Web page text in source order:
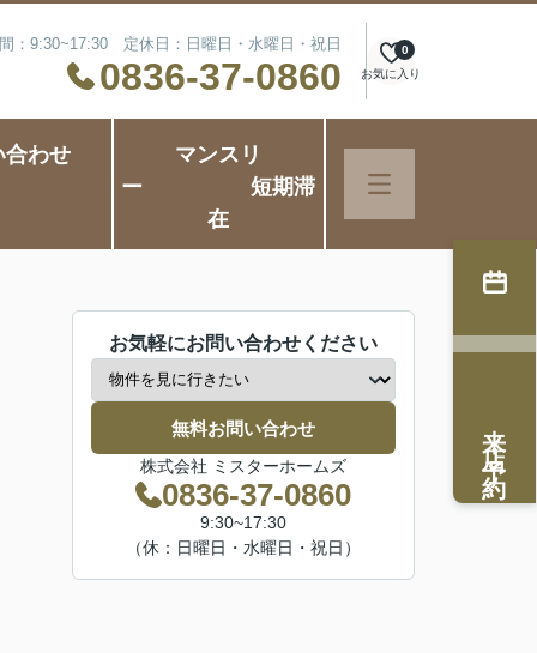
：9:30~17:30 定休日：日曜日・水曜日・祝日
0836-37-0860 お気に入り
0
合わせ
マンスリ
ー 短期滞
在
お気軽にお問い合わせください
無料お問い合わせ
株式会社 ミスターホームズ
0836-37-0860
9:30~17:30
（休：日曜日・水曜日・祝日）
来店予約